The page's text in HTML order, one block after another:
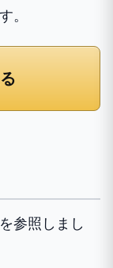
。
参照しまし